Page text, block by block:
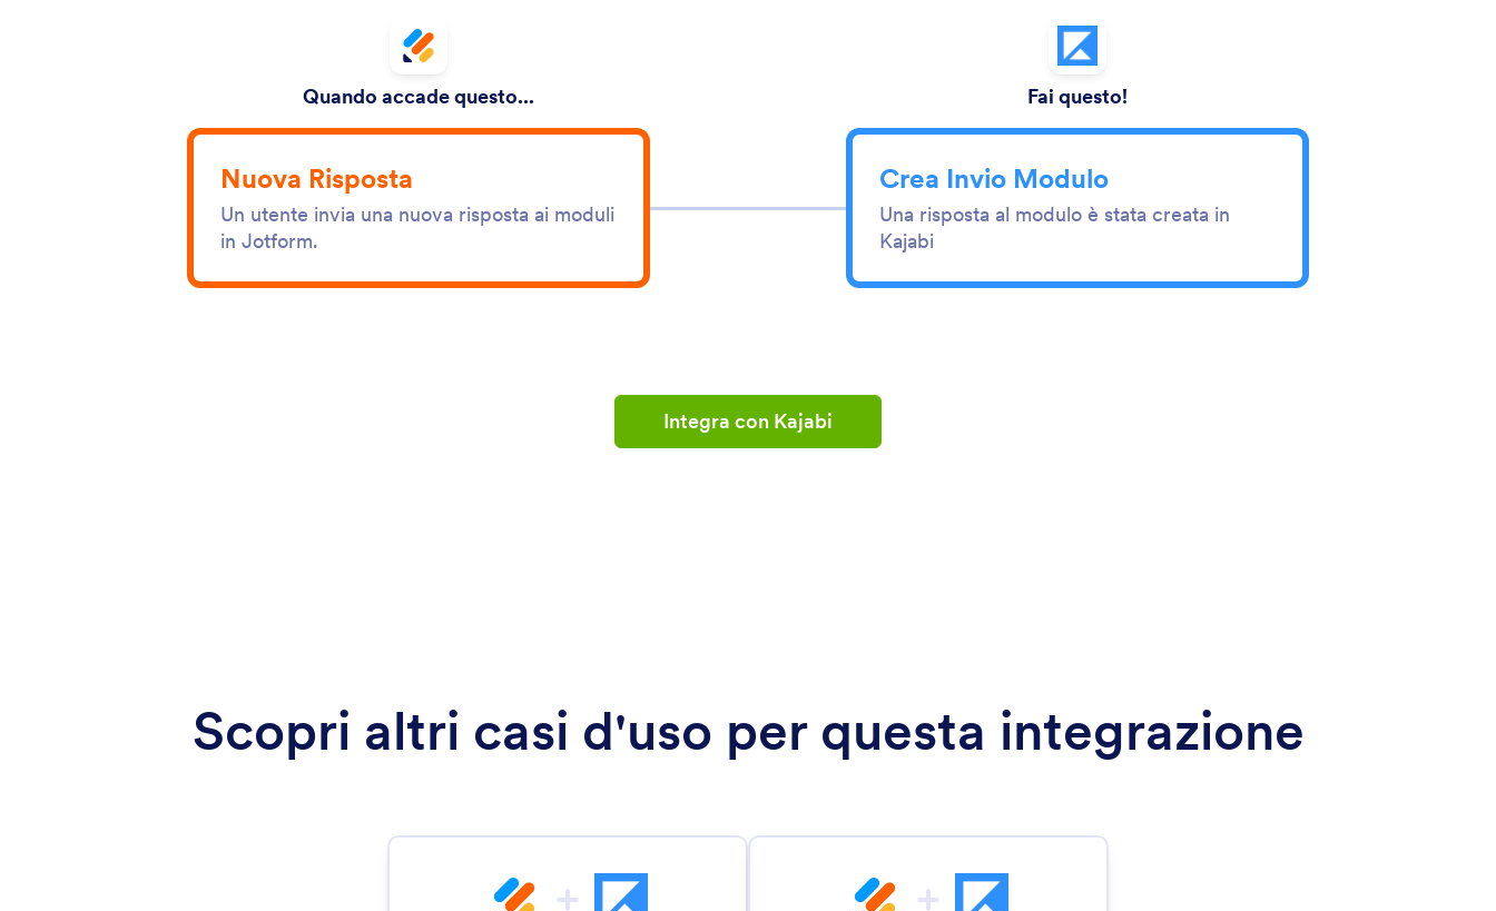
Quando accade questo...
Nuova Risposta
Un utente invia una nuova risposta ai moduli
in Jotform.
Fai questo!
Crea Invio Modulo
Una risposta al modulo è stata creata in
Kajabi
Integra con Kajabi
Scopri altri casi d'uso per questa integrazione